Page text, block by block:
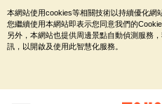
本網站使用cookies等相關技術以持續優化網
您繼續使用本網站即表示您同意我們的Cookie
另外，本網站也提供周邊景點自動偵測服務
訊，以開啟及使用此智慧化服務。